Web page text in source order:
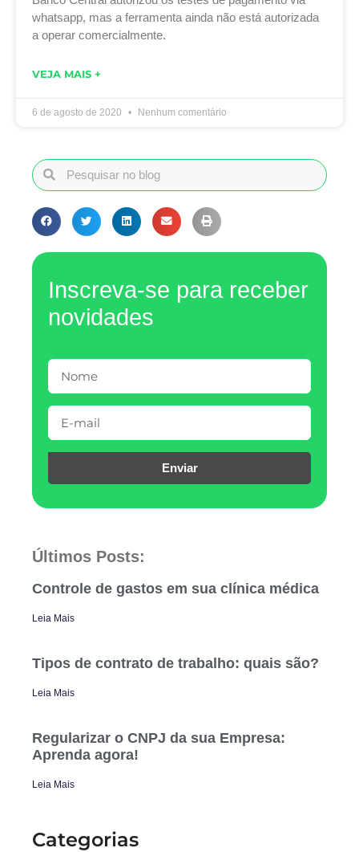
whatsapp, mas a ferramenta ainda não está autorizada
a operar comercialmente.
VEJA MAIS +
6 de agosto de 2020 Nenhum comentário
Inscreva-se para receber
novidades
Enviar
Últimos Posts:
Controle de gastos em sua clínica médica
Leia Mais
Tipos de contrato de trabalho: quais são?
Leia Mais
Regularizar o CNPJ da sua Empresa:
Aprenda agora!
Leia Mais
Categorias